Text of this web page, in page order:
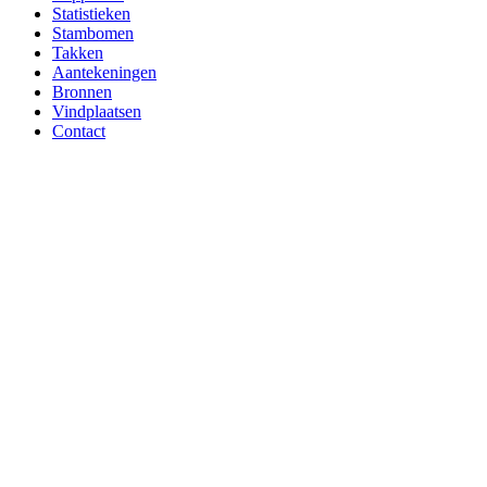
Statistieken
Stambomen
Takken
Aantekeningen
Bronnen
Vindplaatsen
Contact